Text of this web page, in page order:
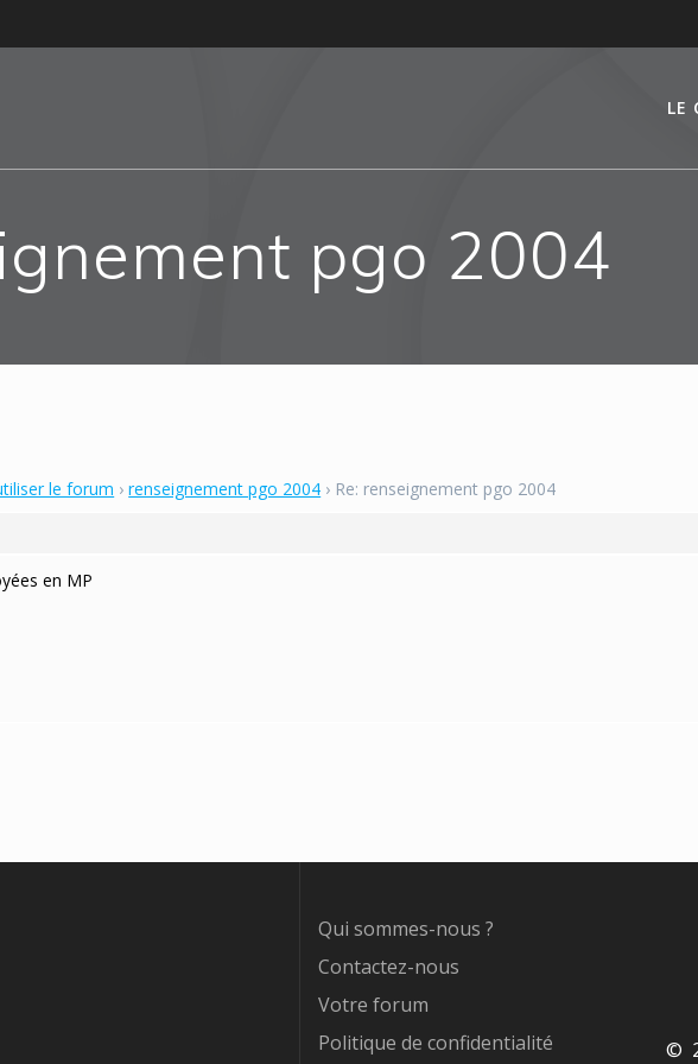
LE
pgo 2004
le forum › renseignement pgo 2004 › Re: renseignement pgo 2004
en MP
Qui sommes-nous ?
Contactez-nous
Votre forum
Politique de confidentialité
©